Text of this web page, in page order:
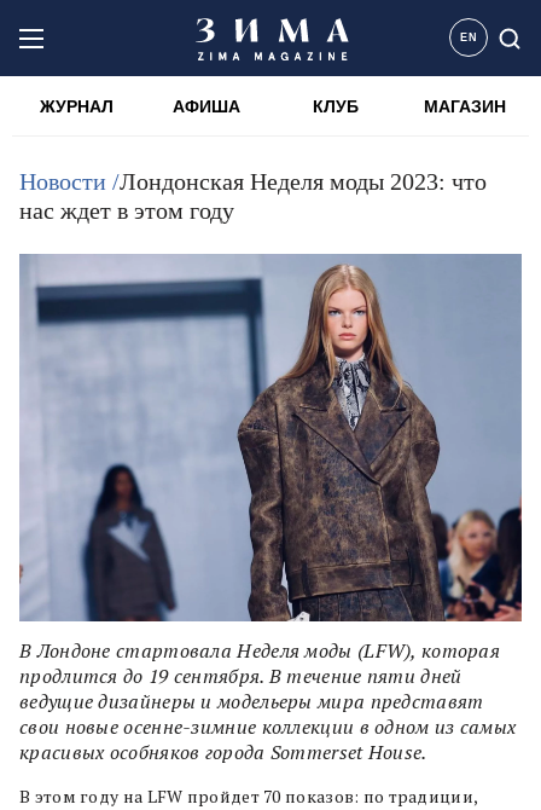
EN
ЖУРНАЛ АФИША КЛУБ МАГАЗИН
Новости /Лондонская Неделя моды 2023: что
нас ждет в этом году
В Лондоне стартовала Неделя моды (LFW), которая
продлится до 19 сентября. В течение пяти дней
ведущие дизайнеры и модельеры мира представят
свои новые осенне-зимние коллекции в одном из самых
красивых особняков города Sommerset House.
В этом году на LFW пройдет 70 показов: по традиции,